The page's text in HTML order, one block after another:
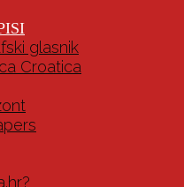
glasnik
Croatica